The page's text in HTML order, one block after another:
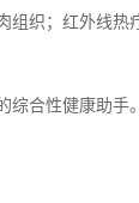
织；红外线
合性健康助手。